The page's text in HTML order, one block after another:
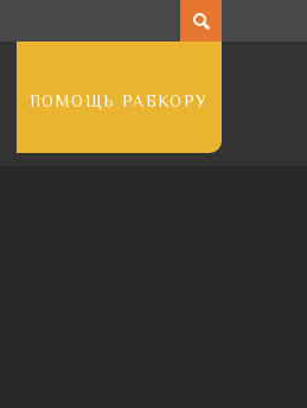
ПОМОЩЬ РАБКОРУ